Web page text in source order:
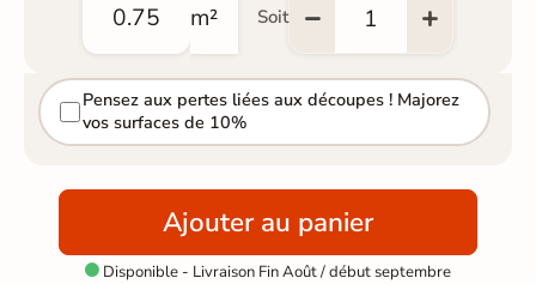
m² Soit
Pensez aux pertes liées aux découpes ! Majorez
vos surfaces de 10%
Ajouter au panier
 Disponible - Livraison Fin Août / début septembre